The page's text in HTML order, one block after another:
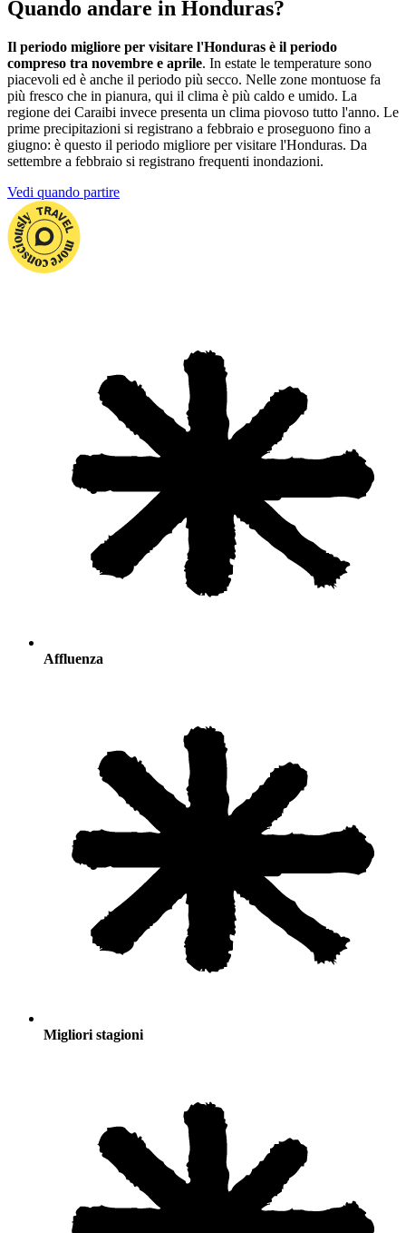
Quando andare in Honduras?
Il periodo migliore per visitare l'Honduras è il periodo
compreso tra novembre e aprile. In estate le temperature sono
piacevoli ed è anche il periodo più secco. Nelle zone montuose fa
più fresco che in pianura, qui il clima è più caldo e umido. La
regione dei Caraibi invece presenta un clima piovoso tutto l'anno. Le
prime precipitazioni si registrano a febbraio e proseguono fino a
giugno: è questo il periodo migliore per visitare l'Honduras. Da
settembre a febbraio si registrano frequenti inondazioni.
Vedi quando partire
Affluenza
Migliori stagioni